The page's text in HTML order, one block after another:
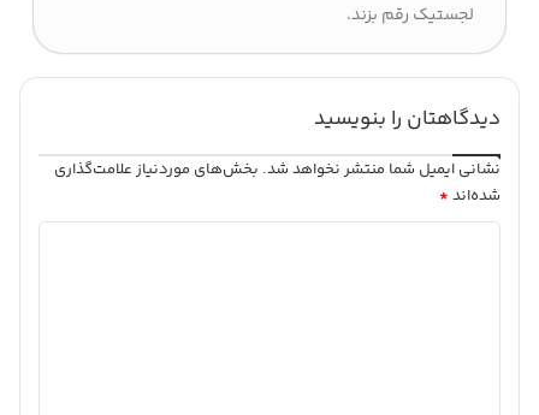
لجستیک رقم بزند.
دیدگاهتان را بنویسید
نشانی ایمیل شما منتشر نخواهد شد. بخش‌های موردنیاز علامت‌گذاری
شده‌اند *